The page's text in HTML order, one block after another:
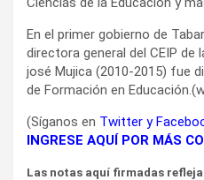
En el primer gobierno de
directora general del CEIP de
josé Mujica (2010-2015) fue
de Formación en
(Síganos en Twitter y
INGRESE AQUÍ POR MÁS
Las notas aquí firmadas